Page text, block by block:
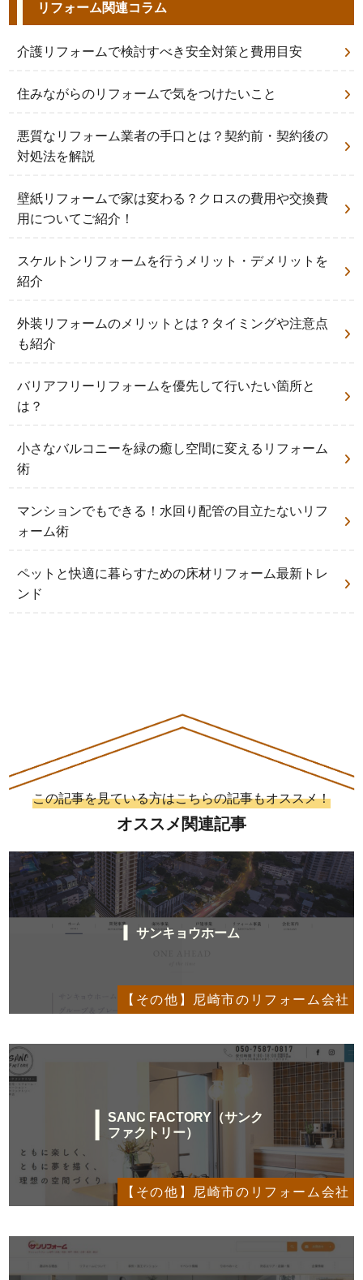
リフォーム関連コラム
介護リフォームで検討すべき安全対策と費用目安
住みながらのリフォームで気をつけたいこと
悪質なリフォーム業者の手口とは？契約前・契約後の
対処法を解説
壁紙リフォームで家は変わる？クロスの費用や交換費
用についてご紹介！
スケルトンリフォームを行うメリット・デメリットを
紹介
外装リフォームのメリットとは？タイミングや注意点
も紹介
バリアフリーリフォームを優先して行いたい箇所と
は？
小さなバルコニーを緑の癒し空間に変えるリフォーム
術
マンションでもできる！水回り配管の目立たないリフ
ォーム術
ペットと快適に暮らすための床材リフォーム最新トレ
ンド
この記事を見ている方はこちらの記事もオススメ！
オススメ関連記事
【その他】尼崎市のリフォーム会社
サンキョウホーム
【その他】尼崎市のリフォーム会社
SANC FACTORY（サンク
ファクトリー）